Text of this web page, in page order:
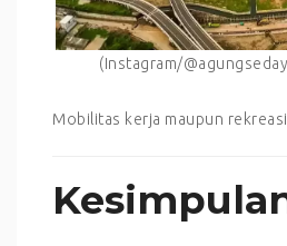
(Instagram/
Mobilitas kerja maupun